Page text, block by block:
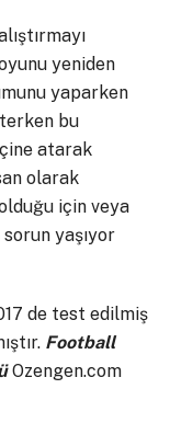
yeniden
yaparken
bu
atarak
olarak
için veya
yaşıyor
de test edilmiş
Football
Ozengen.com